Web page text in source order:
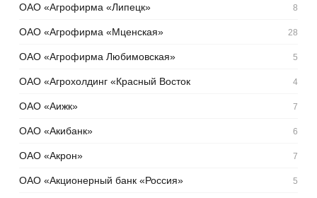
ОАО «Агрофирма «Липецк» 8
ОАО «Агрофирма «Мценская» 28
ОАО «Агрофирма Любимовская» 5
ОАО «Агрохолдинг «Красный Восток 4
ОАО «Аижк» 7
ОАО «Акибанк» 6
ОАО «Акрон» 7
ОАО «Акционерный банк «Россия» 5